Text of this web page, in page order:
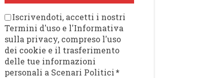
Iscrivendoti, accetti i nostri
Termini d'uso e l'Informativa
sulla privacy, compreso l'uso
dei cookie e il trasferimento
delle tue informazioni
personali a Scenari Politici*